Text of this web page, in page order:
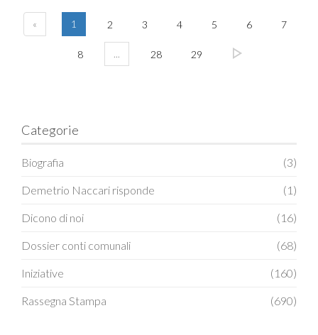
« 1 2 3 4 5 6 7
8 ... 28 29
Categorie
Biografia (3)
Demetrio Naccari risponde (1)
Dicono di noi (16)
Dossier conti comunali (68)
Iniziative (160)
Rassegna Stampa (690)